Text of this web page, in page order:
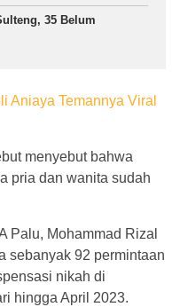
35 Belum
Aniaya Temannya Viral
menyebut bahwa
pria dan wanita sudah
Palu, Mohammad Rizal
sebanyak 92 permintaan
nikah di
hingga April 2023.